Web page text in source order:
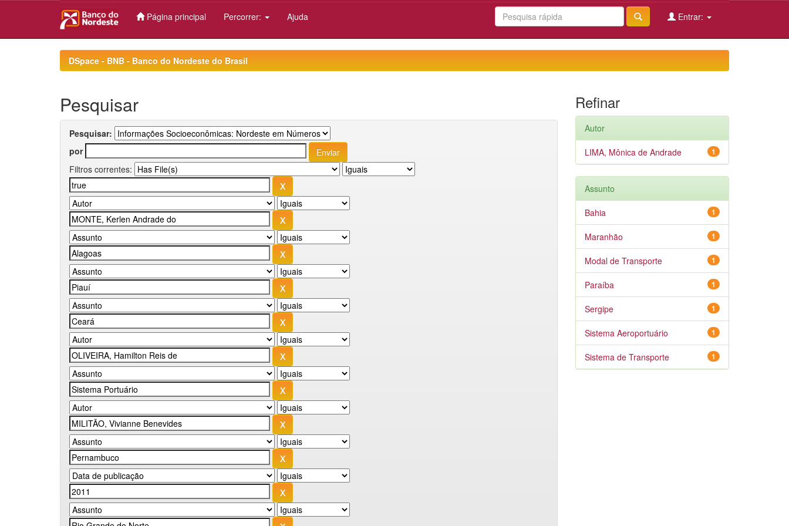
Página principal Percorrer: Ajuda Entrar:
DSpace - BNB - Banco do Nordeste do Brasil
Pesquisar
Pesquisar:
por
Filtros correntes:
Refinar
Autor
1
LIMA, Mônica de Andrade
Assunto
1
Bahia
1
Maranhão
1
Modal de Transporte
1
Paraíba
1
Sergipe
1
Sistema Aeroportuário
1
Sistema de Transporte